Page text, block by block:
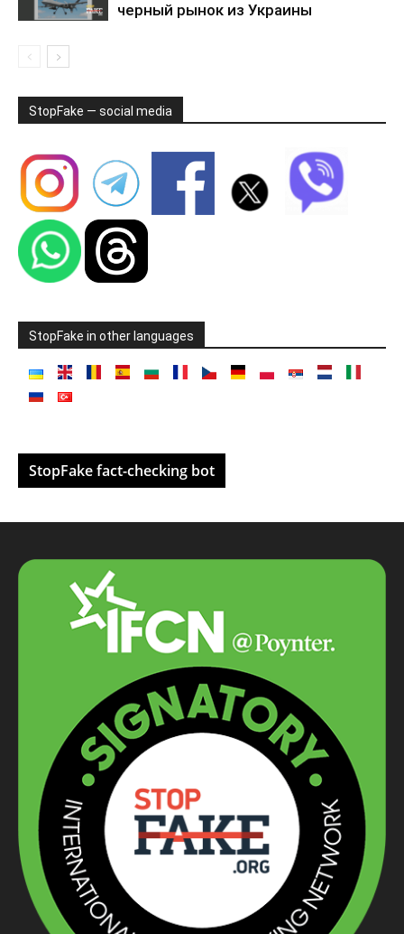
черный рынок из Украины
StopFake — social media
StopFake in other languages
StopFake fact-checking bot